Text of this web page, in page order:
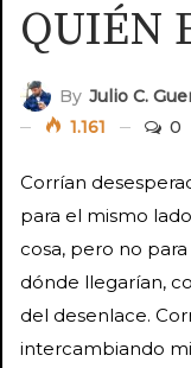
QUIÉN
By Julio C.
1.161
0
Corrían
para el mismo
cosa, pero no
dónde llegarían,
del desenlace.
intercambiando